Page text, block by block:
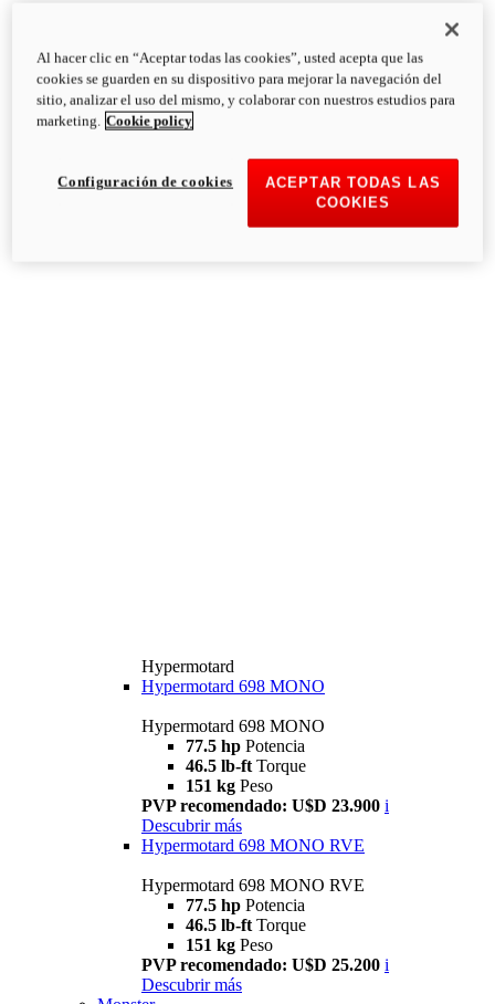
Hypermotard
Hypermotard 698 MONO
Hypermotard 698 MONO
77.5 hp Potencia
46.5 lb-ft Torque
151 kg Peso
PVP recomendado: U$D 23.900 i
Descubrir más
Hypermotard 698 MONO RVE
Hypermotard 698 MONO RVE
77.5 hp Potencia
46.5 lb-ft Torque
151 kg Peso
PVP recomendado: U$D 25.200 i
Descubrir más
Al hacer clic en “Aceptar todas las cookies”, usted acepta que las
cookies se guarden en su dispositivo para mejorar la navegación del
sitio, analizar el uso del mismo, y colaborar con nuestros estudios para
marketing. Cookie policy
ACEPTAR TODAS LAS
COOKIES
Configuración de cookies